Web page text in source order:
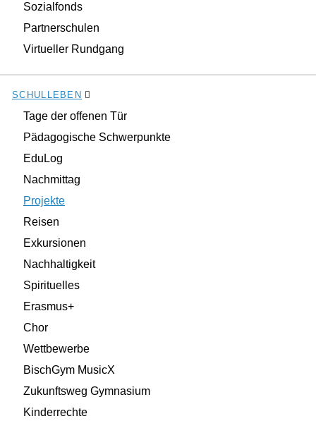
Sozialfonds
Partnerschulen
Virtueller Rundgang
SCHULLEBEN
Tage der offenen Tür
Pädagogische Schwerpunkte
EduLog
Nachmittag
Projekte
Reisen
Exkursionen
Nachhaltigkeit
Spirituelles
Erasmus+
Chor
Wettbewerbe
BischGym MusicX
Zukunftsweg Gymnasium
Kinderrechte